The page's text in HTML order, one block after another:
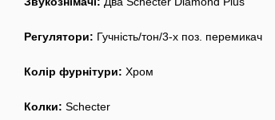
Регулятори: Гучність/тон/3-х поз. перемикач
Колір фурнітури: Хром
Колки: Schecter